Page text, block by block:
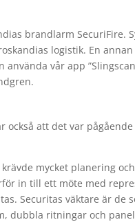
brandlarm SecuriFire.
logistik. En
vår app
också att det var
mycket planering
in till ett möte med
Securitas väktare är
dubbla ritningar och